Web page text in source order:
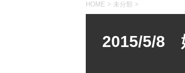
HOME > 未分類 >
2015/5/8